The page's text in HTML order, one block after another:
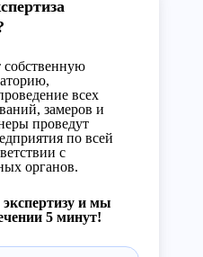
всех
замеров и
проведут
по всей
с
органов.
и мы
5 минут!